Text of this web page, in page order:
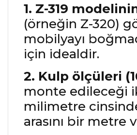
1. Z-319
(örneğin Z-320)
mobilyayı
için idealdir.
2. Kulp ölçüleri
monte edileceği
milimetre
arasını bir